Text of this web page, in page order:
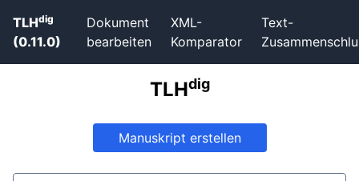
TLHdig
(0.11.0)
Dokument
bearbeiten
XML-
Komparator
Text-
TLHdig
Manuskript erstellen